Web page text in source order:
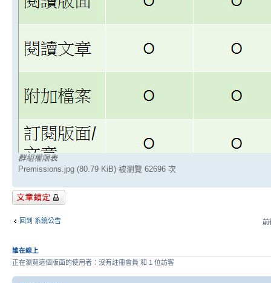
群組權限表
Premissions.jpg (80.79 KiB) 被瀏覽 62696 次
主題已鎖定
回到 系統公告 前
誰在線上
正在瀏覽這個版面的使用者：沒有註冊會員 和 1 位訪客